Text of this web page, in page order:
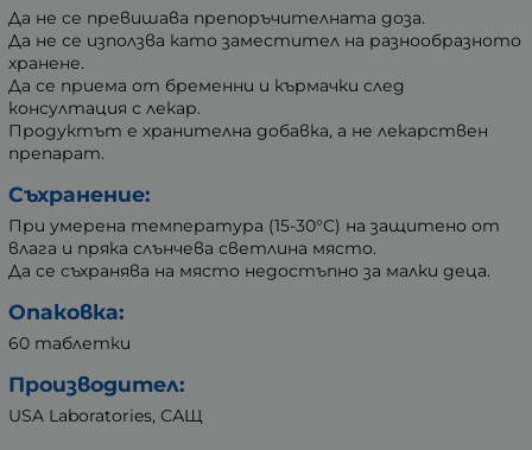
Да не се превишава препоръчителната доза.
Да не се използва като заместител на разнообразното
хранене.
Да се приема от бременни и кърмачки след
консултация с лекар.
Продуктът е хранителна добавка, а не лекарствен
препарат.
Съхранение:
При умерена температура (15-30°C) на защитено от
влага и пряка слънчева светлина място.
Да се съхранява на място недостъпно за малки деца.
Опаковка:
60 таблетки
Производител:
USA Laboratories, САЩ